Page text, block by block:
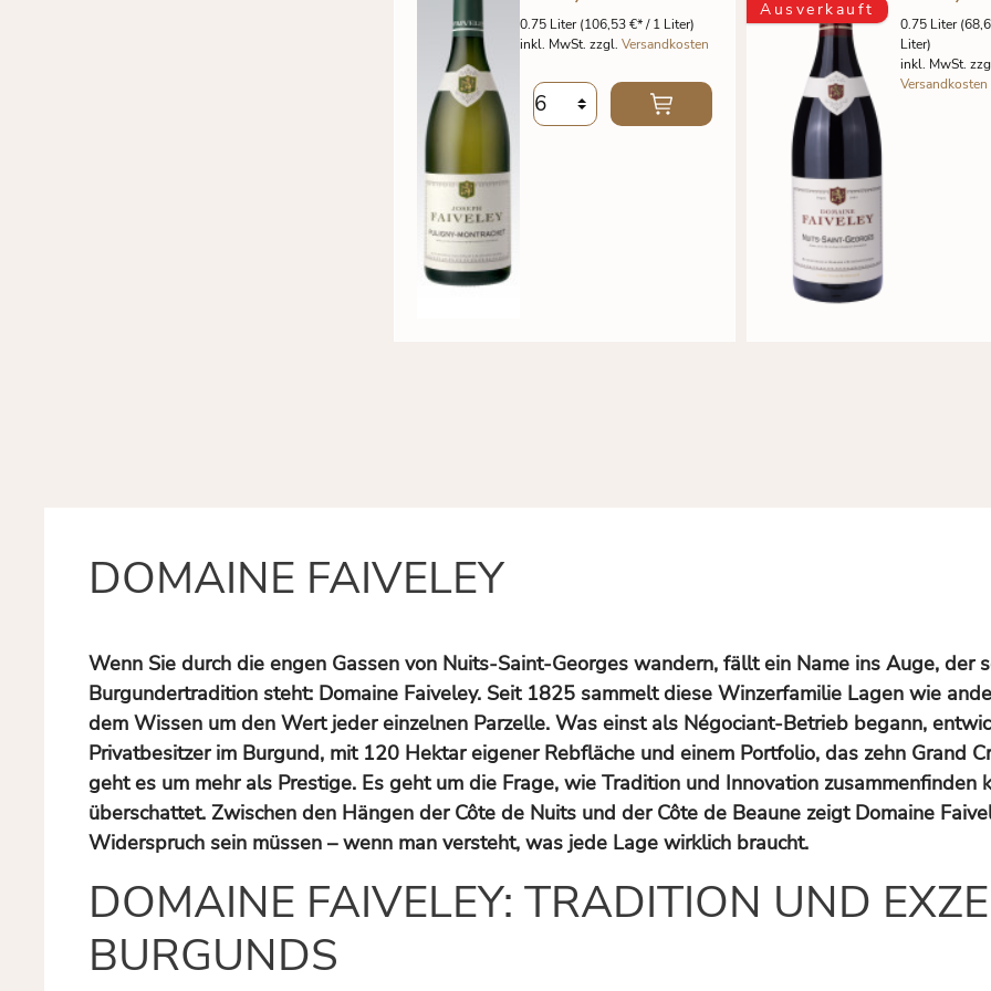
0.75 Liter(106,53 €* / 1 Liter)
inkl. MwSt. zzgl.Versandkosten
Ausverkauft
0.75 Liter
Liter)
inkl. MwSt.
Versandkosten
DOMAINE FAIVELEY
Wenn Sie durch die engen Gassen von Nuits-Saint-Georges wandern, fällt ein Name ins Auge, der
Burgundertradition steht: Domaine Faiveley. Seit 1825 sammelt diese Winzerfamilie Lagen wie
dem Wissen um den Wert jeder einzelnen Parzelle. Was einst als Négociant-Betrieb begann,
Privatbesitzer im Burgund, mit 120 Hektar eigener Rebfläche und einem Portfolio, das zehn Grand
geht es um mehr als Prestige. Es geht um die Frage, wie Tradition und Innovation zusammenfinden
überschattet. Zwischen den Hängen der Côte de Nuits und der Côte de Beaune zeigt Domaine
Widerspruch sein müssen – wenn man versteht, was jede Lage wirklich braucht.
DOMAINE FAIVELEY: TRADITION UND
BURGUNDS